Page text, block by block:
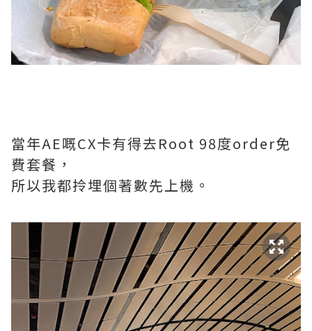
當年AE嘅CX卡有得去Root 98度order免
費套餐，
所以我都拎埋個著數先上機。